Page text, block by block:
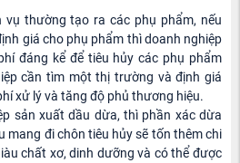
vụ thường tạo ra các phụ phẩm, nếu
giá cho phụ phẩm thì doanh nghiệp
đáng kể để tiêu hủy các phụ phẩm
cần tìm một thị trường và định giá
xử lý và tăng độ phủ thương hiệu.
sản xuất dầu dừa, thì phần xác dừa
mang đi chôn tiêu hủy sẽ tốn thêm chi
chất xơ, dinh dưỡng và có thể được